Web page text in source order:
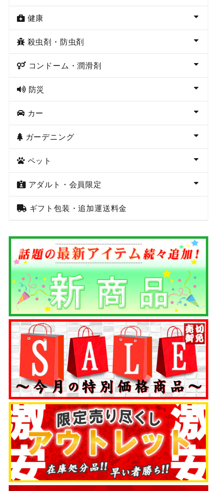
健康
殺虫剤・防虫剤
コンドーム・潤滑剤
防災
カー
ガーデニング
ペット
アダルト・会員限定
ギフト包装・追加運送料金